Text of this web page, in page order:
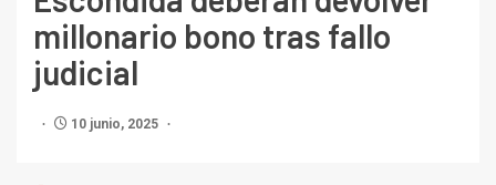
millonario bono tras fallo
judicial
10 junio, 2025